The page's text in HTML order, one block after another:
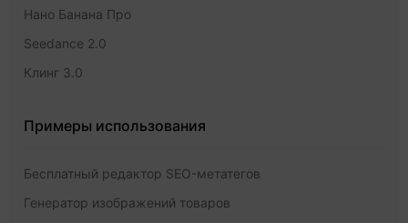
Нано Банана Про
Seedance 2.0
Клинг 3.0
Примеры использования
Бесплатный редактор SEO-метатегов
Генератор изображений товаров